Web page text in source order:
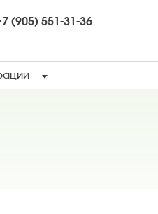
(905) 551-31-36